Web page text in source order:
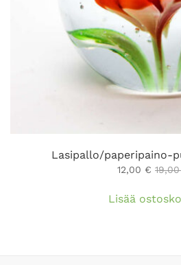
Lasipallo/paperipaino-
12,00 €
Lisää